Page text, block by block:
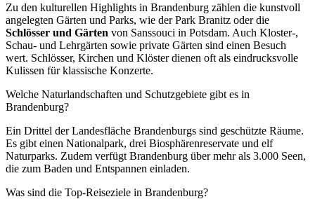
Zu den kulturellen Highlights in Brandenburg zählen die kunstvoll
angelegten Gärten und Parks, wie der Park Branitz oder die
Schlösser und Gärten von Sanssouci in Potsdam. Auch Kloster-,
Schau- und Lehrgärten sowie private Gärten sind einen Besuch
wert. Schlösser, Kirchen und Klöster dienen oft als eindrucksvolle
Kulissen für klassische Konzerte.
Welche Naturlandschaften und Schutzgebiete gibt es in
Brandenburg?
Ein Drittel der Landesfläche Brandenburgs sind geschützte Räume.
Es gibt einen Nationalpark, drei Biosphärenreservate und elf
Naturparks. Zudem verfügt Brandenburg über mehr als 3.000 Seen,
die zum Baden und Entspannen einladen.
Was sind die Top-Reiseziele in Brandenburg?